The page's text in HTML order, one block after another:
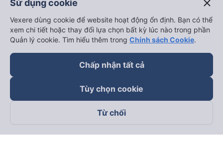
Theo dõi chúng tôi trên
Sử dụng cookie close
Vexere dùng cookie để website hoạt động ổn định. Bạn có thể
xem chi tiết hoặc thay đổi lựa chọn bất kỳ lúc nào trong phần
Quản lý cookie. Tìm hiểu thêm trong Chính sách Cookie.
Chấp nhận tất cả
Tùy chọn cookie
Từ chối